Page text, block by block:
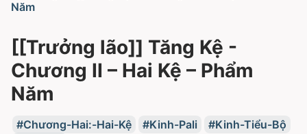
Năm
[[Trưởng lão]] Tăng Kệ -
Chương II – Hai Kệ – Phẩm
Năm
Chương-Hai:-Hai-Kệ Kinh-Pali
Kinh-Tiểu-Bộ